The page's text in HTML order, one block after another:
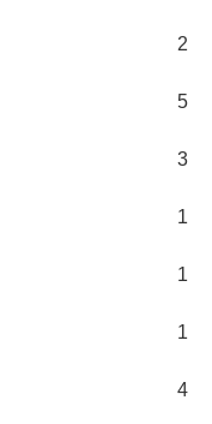
2
5
3
1
1
1
4